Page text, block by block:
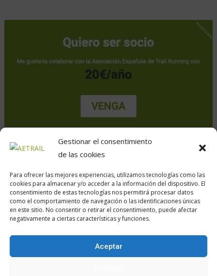
Gestionar el consentimiento
de las cookies
Para ofrecer las mejores experiencias, utilizamos tecnologías como las
cookies para almacenar y/o acceder a la información del dispositivo. El
consentimiento de estas tecnologías nos permitirá procesar datos
como el comportamiento de navegación o las identificaciones únicas
en este sitio. No consentir o retirar el consentimiento, puede afectar
negativamente a ciertas características y funciones.
Aceptar
Calle Daoiz, 12, Madrid